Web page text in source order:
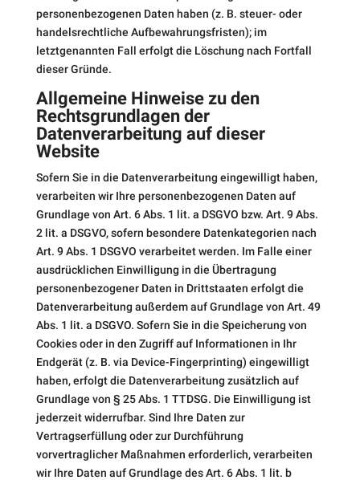
personenbezogenen Daten haben (z. B. steuer- oder
handelsrechtliche Aufbewahrungsfristen); im
letztgenannten Fall erfolgt die Löschung nach Fortfall
dieser Gründe.
Allgemeine Hinweise zu den
Rechtsgrundlagen der
Datenverarbeitung auf dieser
Website
Sofern Sie in die Datenverarbeitung eingewilligt haben,
verarbeiten wir Ihre personenbezogenen Daten auf
Grundlage von Art. 6 Abs. 1 lit. a DSGVO bzw. Art. 9 Abs.
2 lit. a DSGVO, sofern besondere Datenkategorien nach
Art. 9 Abs. 1 DSGVO verarbeitet werden. Im Falle einer
ausdrücklichen Einwilligung in die Übertragung
personenbezogener Daten in Drittstaaten erfolgt die
Datenverarbeitung außerdem auf Grundlage von Art. 49
Abs. 1 lit. a DSGVO. Sofern Sie in die Speicherung von
Cookies oder in den Zugriff auf Informationen in Ihr
Endgerät (z. B. via Device-Fingerprinting) eingewilligt
haben, erfolgt die Datenverarbeitung zusätzlich auf
Grundlage von § 25 Abs. 1 TTDSG. Die Einwilligung ist
jederzeit widerrufbar. Sind Ihre Daten zur
Vertragserfüllung oder zur Durchführung
vorvertraglicher Maßnahmen erforderlich, verarbeiten
wir Ihre Daten auf Grundlage des Art. 6 Abs. 1 lit. b